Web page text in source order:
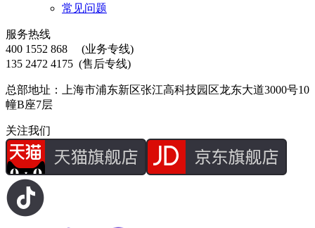
常见问题
服务热线
400 1552 868
(业务专线)
135 2472 4175 (售后专线)
总部地址：上海市浦东新区张江高科技园区龙东大道3000号10
幢B座7层
关注我们